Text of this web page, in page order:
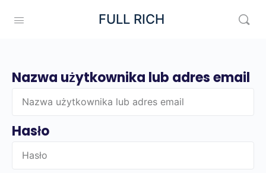
FULL RICH
Nazwa użytkownika lub adres email
Hasło